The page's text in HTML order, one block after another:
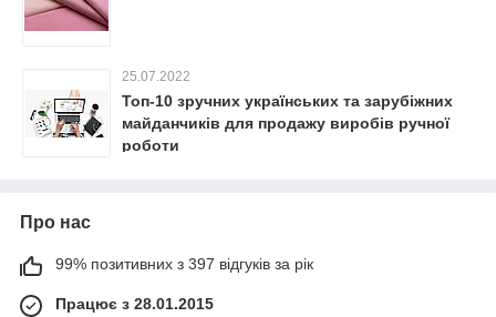
25.07.2022
Топ-10 зручних українських та зарубіжних
майданчиків для продажу виробів ручної
роботи
Про нас
99% позитивних з 397 відгуків за рік
Працює з 28.01.2015